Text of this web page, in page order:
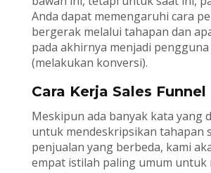
Anda dapat memengaruhi cara
bergerak melalui tahapan dan
pada akhirnya menjadi
(melakukan konversi).
Cara Kerja Sales Funnel
Meskipun ada banyak kata yang
untuk mendeskripsikan tahapan
penjualan yang berbeda, kami
empat istilah paling umum untuk